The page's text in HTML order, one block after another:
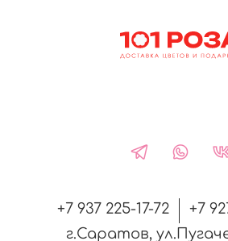
+7 937 225-17-72
+7
г.Саратов,